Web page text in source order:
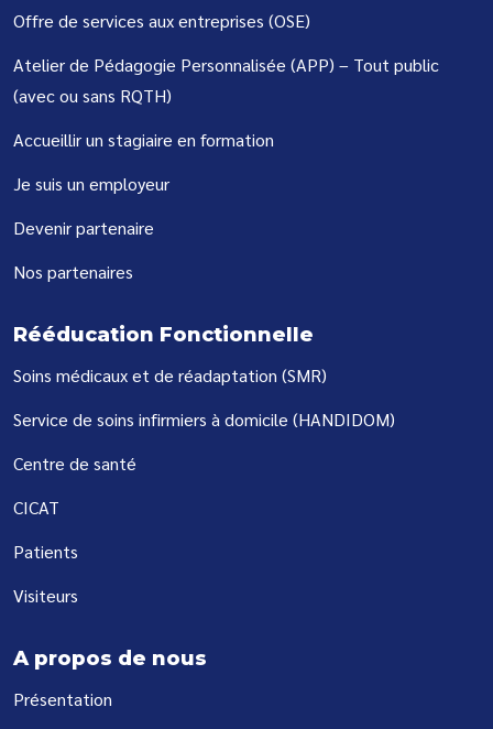
Offre de services aux entreprises (OSE)
Atelier de Pédagogie Personnalisée (APP) – Tout public
(avec ou sans RQTH)
Accueillir un stagiaire en formation
Je suis un employeur
Devenir partenaire
Nos partenaires
Rééducation Fonctionnelle
Soins médicaux et de réadaptation (SMR)
Service de soins infirmiers à domicile (HANDIDOM)
Centre de santé
CICAT
Patients
Visiteurs
A propos de nous
Présentation